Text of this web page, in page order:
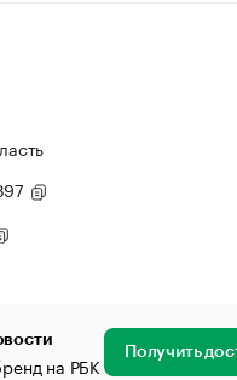
на РБК Получить